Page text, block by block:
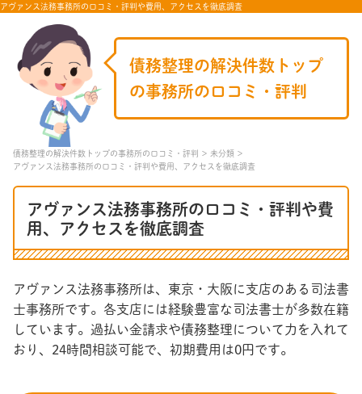
アヴァンス法務事務所の口コミ・評判や費用、アクセスを徹底調査
債務整理の解決件数トップ
の事務所の口コミ・評判
債務整理の解決件数トップの事務所の口コミ・評判
未分類
アヴァンス法務事務所の口コミ・評判や費用、アクセスを徹底調査
アヴァンス法務事務所の口コミ・評判や費
用、アクセスを徹底調査
アヴァンス法務事務所は、東京・大阪に支店のある司法書
士事務所です。各支店には経験豊富な司法書士が多数在籍
しています。過払い金請求や債務整理について力を入れて
おり、24時間相談可能で、初期費用は0円です。